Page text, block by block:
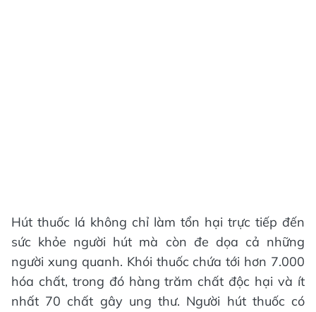
Hút thuốc lá không chỉ làm tổn hại trực tiếp đến
sức khỏe người hút mà còn đe dọa cả những
người xung quanh. Khói thuốc chứa tới hơn 7.000
hóa chất, trong đó hàng trăm chất độc hại và ít
nhất 70 chất gây ung thư. Người hút thuốc có